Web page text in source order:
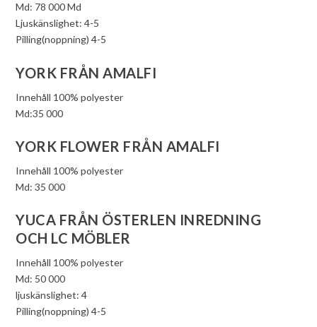
Md: 78 000 Md
Ljuskänslighet: 4-5
Pilling(noppning) 4-5
YORK FRÅN AMALFI
Innehåll 100% polyester
Md:35 000
YORK FLOWER FRÅN AMALFI
Innehåll 100% polyester
Md: 35 000
YUCA FRÅN ÖSTERLEN INREDNING
OCH LC MÖBLER
Innehåll 100% polyester
Md: 50 000
ljuskänslighet: 4
Pilling(noppning) 4-5